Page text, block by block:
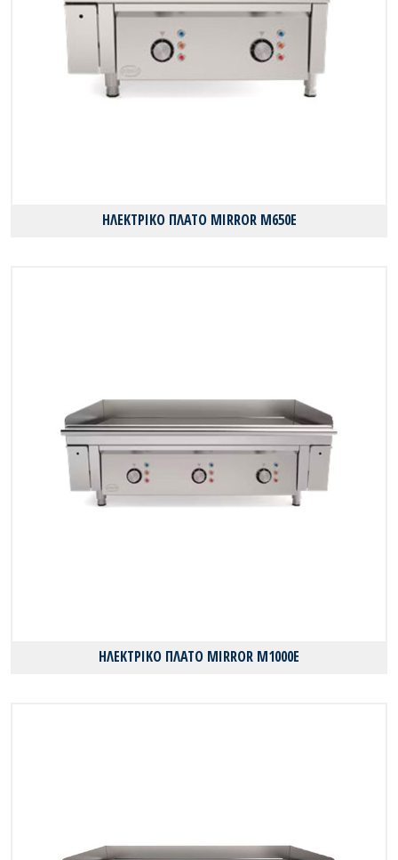
ΗΛΕΚΤΡΙΚΟ ΠΛΑΤΟ MIRROR M650E
ΗΛΕΚΤΡΙΚΟ ΠΛΑΤΟ MIRROR M1000E